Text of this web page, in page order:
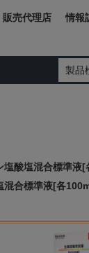
製品
販売代理店 情報
塩酸塩混合標準
混合標準液[各